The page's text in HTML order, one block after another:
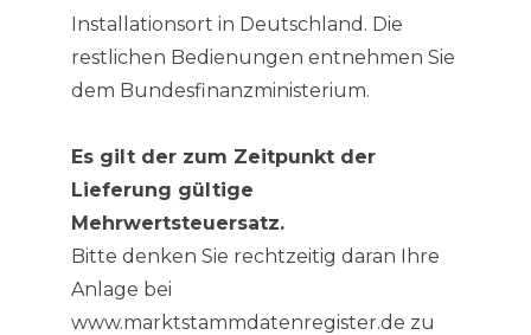
Installationsort in Deutschland. Die
restlichen Bedienungen entnehmen Sie
dem Bundesfinanzministerium.
Es gilt der zum Zeitpunkt der
Lieferung gültige
Mehrwertsteuersatz.
Bitte denken Sie rechtzeitig daran Ihre
Anlage bei
www.marktstammdatenregister.de zu